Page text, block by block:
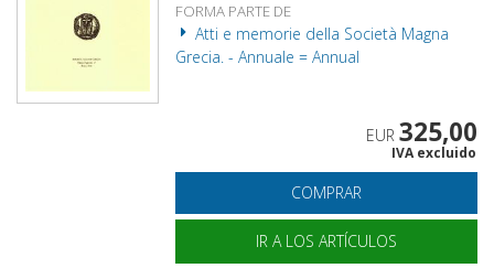
FORMA PARTE DE
Atti e memorie della Società Magna
Grecia. - Annuale = Annual
EUR 325,00
IVA excluido
COMPRAR
IR A LOS ARTÍCULOS